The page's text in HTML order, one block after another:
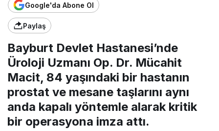
Google'da Abone Ol
Paylaş
Bayburt Devlet Hastanesi’nde
Üroloji Uzmanı Op. Dr. Mücahit
Macit, 84 yaşındaki bir hastanın
prostat ve mesane taşlarını aynı
anda kapalı yöntemle alarak kritik
bir operasyona imza attı.